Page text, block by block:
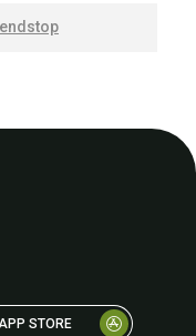
APP STORE